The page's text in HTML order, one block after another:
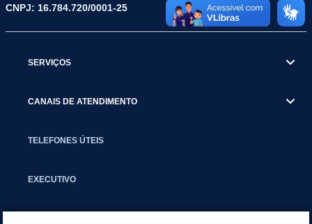
CNPJ: 16.784.720/0001-25
SERVIÇOS
CANAIS DE ATENDIMENTO
TELEFONES ÚTEIS
EXECUTIVO